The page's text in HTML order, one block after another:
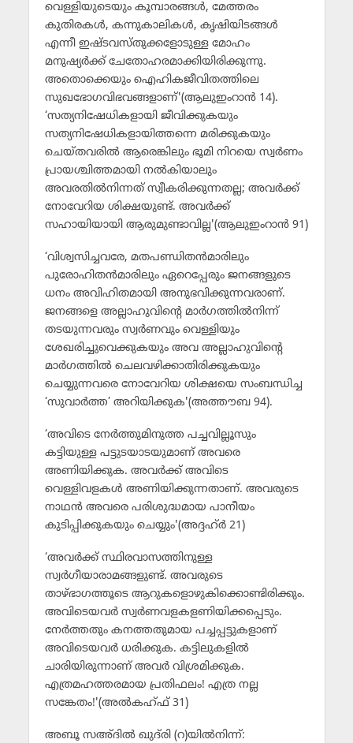
വെള്ളിയുടെയും കൂമ്പാരങ്ങള്‍, മേത്തരം
കുതിരകള്‍, കന്നുകാലികള്‍, കൃഷിയിടങ്ങള്‍
എന്നീ ഇഷ്ടവസ്തുക്കളോടുള്ള മോഹം
മനുഷ്യര്‍ക്ക് ചേതോഹരമാക്കിയിരിക്കുന്നു.
അതൊക്കെയും ഐഹികജീവിതത്തിലെ
സുഖഭോഗവിഭവങ്ങളാണ്'(ആലുഇംറാന്‍ 14).
‘സത്യനിഷേധികളായി ജീവിക്കുകയും
സത്യനിഷേധികളായിത്തന്നെ മരിക്കുകയും
ചെയ്തവരില്‍ ആരെങ്കിലും ഭൂമി നിറയെ സ്വര്‍ണം
പ്രായശ്ചിത്തമായി നല്‍കിയാലും
അവരതില്‍നിന്നത് സ്വീകരിക്കുന്നതല്ല; അവര്‍ക്ക്
നോവേറിയ ശിക്ഷയുണ്ട്. അവര്‍ക്ക്
സഹായിയായി ആരുമുണ്ടാവില്ല'(ആലുഇംറാന്‍ 91)
‘വിശ്വസിച്ചവരേ, മതപണ്ഡിതന്‍മാരിലും
പുരോഹിതന്‍മാരിലും ഏറെപ്പേരും ജനങ്ങളുടെ
ധനം അവിഹിതമായി അനുഭവിക്കുന്നവരാണ്.
ജനങ്ങളെ അല്ലാഹുവിന്റെ മാര്‍ഗത്തില്‍നിന്ന്
തടയുന്നവരും സ്വര്‍ണവും വെള്ളിയും
ശേഖരിച്ചുവെക്കുകയും അവ അല്ലാഹുവിന്റെ
മാര്‍ഗത്തില്‍ ചെലവഴിക്കാതിരിക്കുകയും
ചെയ്യുന്നവരെ നോവേറിയ ശിക്ഷയെ സംബന്ധിച്ച
‘സുവാര്‍ത്ത’ അറിയിക്കുക'(അത്തൗബ 94).
‘അവിടെ നേര്‍ത്തുമിനുത്ത പച്ചവില്ലൂസും
കട്ടിയുള്ള പട്ടുടയാടയുമാണ് അവരെ
അണിയിക്കുക. അവര്‍ക്ക് അവിടെ
വെള്ളിവളകള്‍ അണിയിക്കുന്നതാണ്. അവരുടെ
നാഥന്‍ അവരെ പരിശുദ്ധമായ പാനീയം
കുടിപ്പിക്കുകയും ചെയ്യും'(അദ്ദഹ്ര്‍ 21)
‘അവര്‍ക്ക് സ്ഥിരവാസത്തിനുള്ള
സ്വര്‍ഗീയാരാമങ്ങളുണ്ട്. അവരുടെ
താഴ്ഭാഗത്തൂടെ ആറുകളൊഴുകിക്കൊണ്ടിരിക്കും.
അവിടെയവര്‍ സ്വര്‍ണവളകളണിയിക്കപ്പെടും.
നേര്‍ത്തതും കനത്തതുമായ പച്ചപ്പട്ടുകളാണ്
അവിടെയവര്‍ ധരിക്കുക. കട്ടിലുകളില്‍
ചാരിയിരുന്നാണ് അവര്‍ വിശ്രമിക്കുക.
എത്രമഹത്തരമായ പ്രതിഫലം! എത്ര നല്ല
സങ്കേതം!'(അല്‍കഹ്ഫ് 31)
അബൂ സഅ്ദില്‍ ഖുദ്‌രി (റ)യില്‍നിന്ന്: